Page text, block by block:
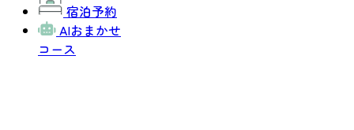
宿泊予約
AIおまかせ
コース